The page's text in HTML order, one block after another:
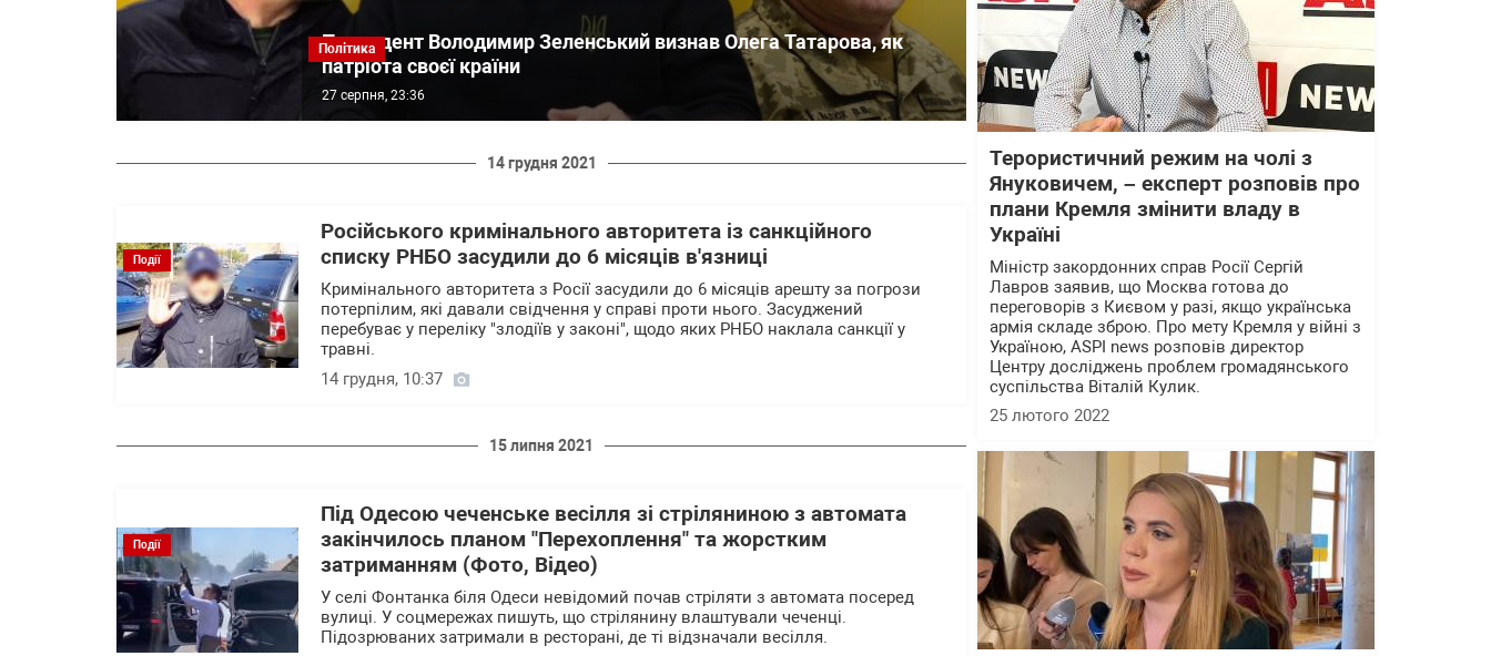
Політика
Президент Володимир Зеленський визнав Олега Татарова, як
патріота своєї країни
27 серпня, 23:36
14 грудня 2021
Події
Російського кримінального авторитета із санкційного
списку РНБО засудили до 6 місяців в'язниці
Кримінального авторитета з Росії засудили до 6 місяців арешту за погрози
потерпілим, які давали свідчення у справі проти нього. Засуджений
перебуває у переліку "злодіїв у законі", щодо яких РНБО наклала санкції у
травні.
14 грудня, 10:37
15 липня 2021
Події
Під Одесою чеченське весілля зі стріляниною з автомата
закінчилось планом "Перехоплення" та жорстким
затриманням (Фото, Відео)
У селі Фонтанка біля Одеси невідомий почав стріляти з автомата посеред
вулиці. У соцмережах пишуть, що стрілянину влаштували чеченці.
Підозрюваних затримали в ресторані, де ті відзначали весілля.
Терористичний режим на чолі з
Януковичем, – експерт розповів про
плани Кремля змінити владу в
Україні
Міністр закордонних справ Росії Сергій
Лавров заявив, що Москва готова до
переговорів з Києвом у разі, якщо українська
армія складе зброю. Про мету Кремля у війні з
Україною, ASPI news розповів директор
Центру досліджень проблем громадянського
суспільства Віталій Кулик.
25 лютого 2022